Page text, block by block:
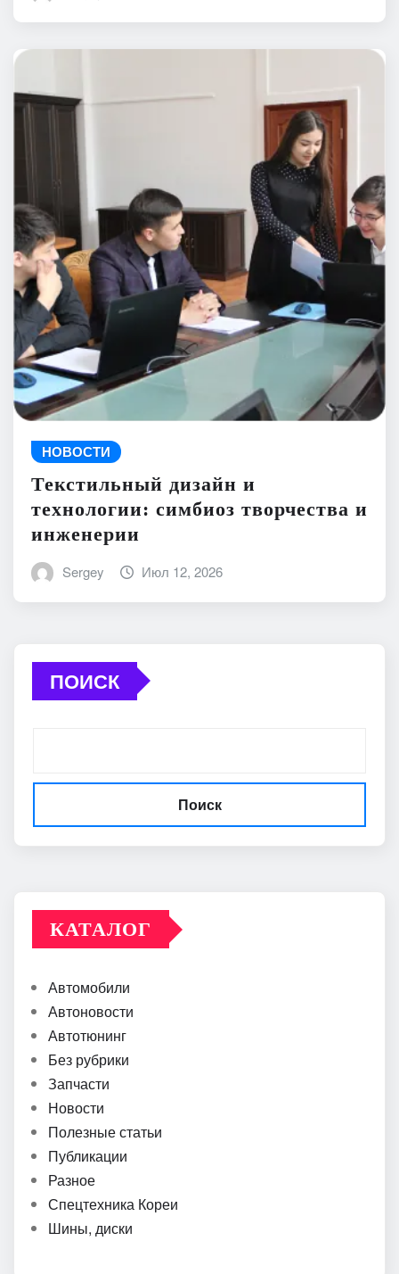
НОВОСТИ
Текстильный дизайн и
технологии: симбиоз творчества и
инженерии
Sergey Июл 12, 2026
ПОИСК
Поиск
КАТАЛОГ
Автомобили
Автоновости
Автотюнинг
Без рубрики
Запчасти
Новости
Полезные статьи
Публикации
Разное
Спецтехника Кореи
Шины, диски